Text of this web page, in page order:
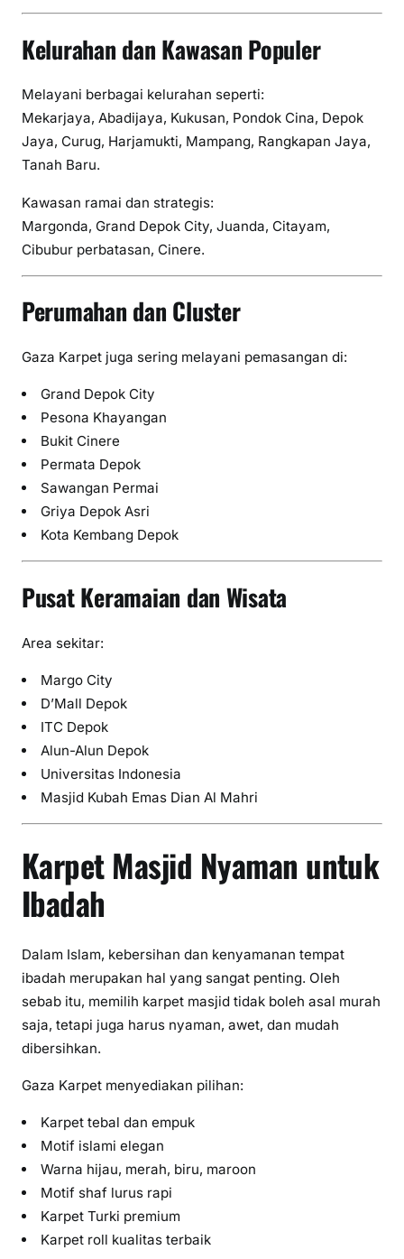
Kelurahan dan Kawasan Populer
Melayani berbagai kelurahan seperti:
Mekarjaya, Abadijaya, Kukusan, Pondok Cina, Depok
Jaya, Curug, Harjamukti, Mampang, Rangkapan Jaya,
Tanah Baru.
Kawasan ramai dan strategis:
Margonda, Grand Depok City, Juanda, Citayam,
Cibubur perbatasan, Cinere.
Perumahan dan Cluster
Gaza Karpet juga sering melayani pemasangan di:
Grand Depok City
Pesona Khayangan
Bukit Cinere
Permata Depok
Sawangan Permai
Griya Depok Asri
Kota Kembang Depok
Pusat Keramaian dan Wisata
Area sekitar:
Margo City
D’Mall Depok
ITC Depok
Alun-Alun Depok
Universitas Indonesia
Masjid Kubah Emas Dian Al Mahri
Karpet Masjid Nyaman untuk
Ibadah
Dalam Islam, kebersihan dan kenyamanan tempat
ibadah merupakan hal yang sangat penting. Oleh
sebab itu, memilih karpet masjid tidak boleh asal murah
saja, tetapi juga harus nyaman, awet, dan mudah
dibersihkan.
Gaza Karpet menyediakan pilihan:
Karpet tebal dan empuk
Motif islami elegan
Warna hijau, merah, biru, maroon
Motif shaf lurus rapi
Karpet Turki premium
Karpet roll kualitas terbaik